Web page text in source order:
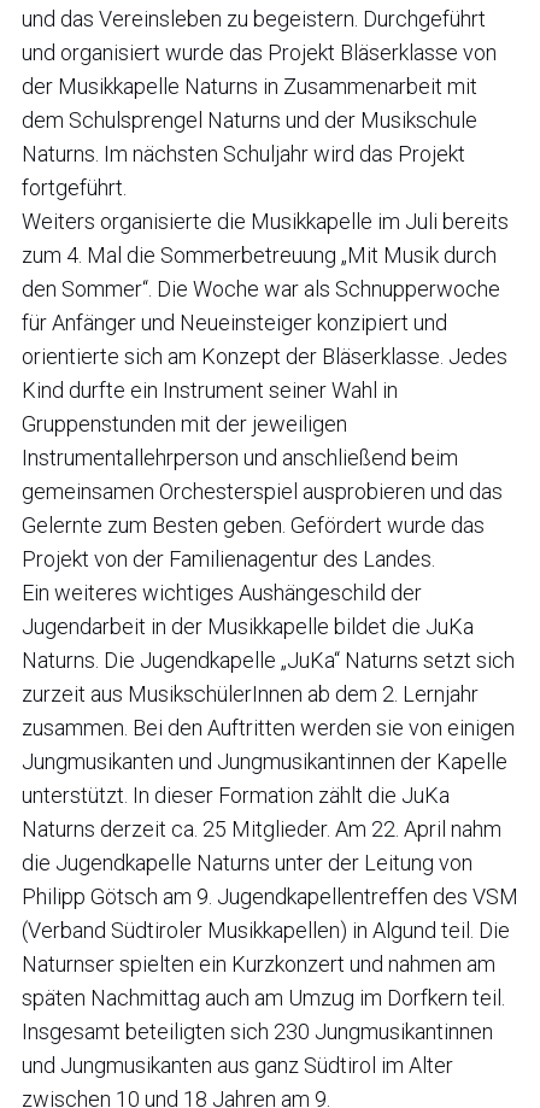
und das Vereinsleben zu begeistern. Durchgeführt
und organisiert wurde das Projekt Bläserklasse von
der Musikkapelle Naturns in Zusammenarbeit mit
dem Schulsprengel Naturns und der Musikschule
Naturns. Im nächsten Schuljahr wird das Projekt
fortgeführt.
Weiters organisierte die Musikkapelle im Juli bereits
zum 4. Mal die Sommerbetreuung „Mit Musik durch
den Sommer“. Die Woche war als Schnupperwoche
für Anfänger und Neueinsteiger konzipiert und
orientierte sich am Konzept der Bläserklasse. Jedes
Kind durfte ein Instrument seiner Wahl in
Gruppenstunden mit der jeweiligen
Instrumentallehrperson und anschließend beim
gemeinsamen Orchesterspiel ausprobieren und das
Gelernte zum Besten geben. Gefördert wurde das
Projekt von der Familienagentur des Landes.
Ein weiteres wichtiges Aushängeschild der
Jugendarbeit in der Musikkapelle bildet die JuKa
Naturns. Die Jugendkapelle „JuKa“ Naturns setzt sich
zurzeit aus MusikschülerInnen ab dem 2. Lernjahr
zusammen. Bei den Auftritten werden sie von einigen
Jungmusikanten und Jungmusikantinnen der Kapelle
unterstützt. In dieser Formation zählt die JuKa
Naturns derzeit ca. 25 Mitglieder. Am 22. April nahm
die Jugendkapelle Naturns unter der Leitung von
Philipp Götsch am 9. Jugendkapellentreffen des VSM
(Verband Südtiroler Musikkapellen) in Algund teil. Die
Naturnser spielten ein Kurzkonzert und nahmen am
späten Nachmittag auch am Umzug im Dorfkern teil.
Insgesamt beteiligten sich 230 Jungmusikantinnen
und Jungmusikanten aus ganz Südtirol im Alter
zwischen 10 und 18 Jahren am 9.